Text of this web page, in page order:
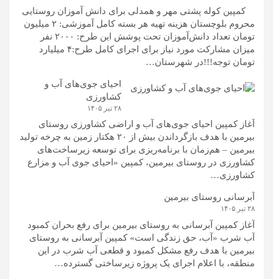
کمپین کوله‌ پشتی مهر و همدلی برای دانش آموزان روستایی
محروم بلوچستان هزینه تهیه هر بسته کامل آموزشی: ۲ میلیون
تومان تعداد دانش‌آموزان تحت پوشش این طرح: ۲۰۰۰ نفر
میزان مشارکت مورد نیاز برای اجرای کامل طرح:۴ میلیارد
تومان توجه!!!در شهرستان…
احیای جوی‌های آب و
کشاورزی
۲۸ تیر ۱۴۰۵
آغاز کمپین احیای جوی‌های آب و اراضی کشاورزی روستای
بیرمین با هدف بازگرداندن بیش از ۲۰ هکتار زمین به چرخه تولید
بیرمین – هم‌زمان با برنامه‌ریزی برای توسعه زیرساخت‌های
کشاورزی در روستای بیرمین، کمپین «احیای جوی آب و مزارع
کشاورزی…
آبرسانی روستای بیرمین
۲۸ تیر ۱۴۰۵
آغاز کمپین آبرسانی به روستای بیرمین برای رفع بحران کمبود
آب شرب «آب، حق زندگی است» کمپین آبرسانی به روستای
بیرمین با هدف رفع مشکل کمبود و قطعی آب شرب در این
منطقه، با اعلام اجرای یک پروژه زیرساختی گسترده…